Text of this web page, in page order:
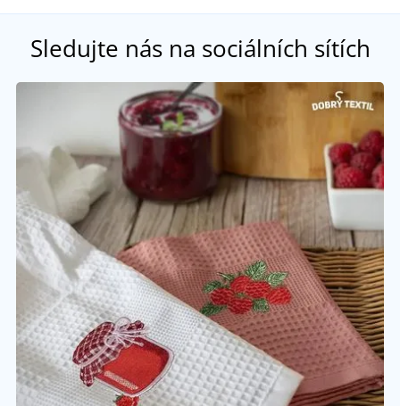
Sledujte nás na sociálních sítích